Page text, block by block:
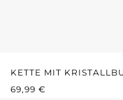
KETTE MIT
REGULÄRER
69,99 €